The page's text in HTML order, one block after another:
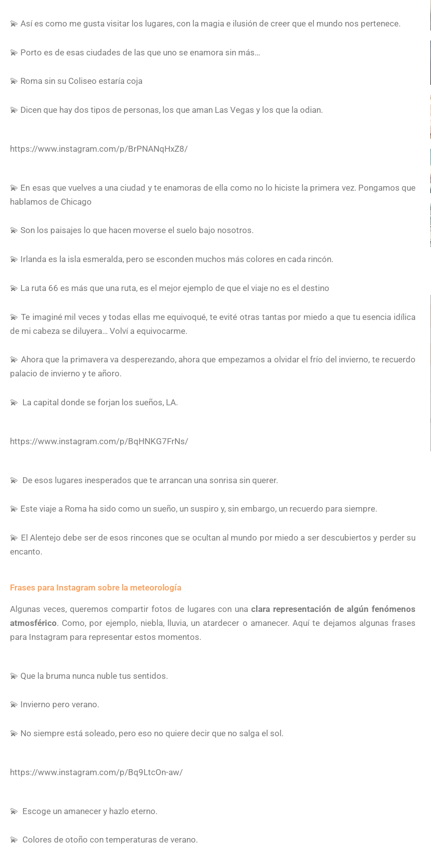
💫 Así es como me gusta visitar los lugares, con la magia e ilusión de creer que el mundo nos pertenece.
💫 Porto es de esas ciudades de las que uno se enamora sin más…
💫 Roma sin su Coliseo estaría coja
💫 Dicen que hay dos tipos de personas, los que aman Las Vegas y los que la odian.
https://www.instagram.com/p/BrPNANqHxZ8/
💫 En esas que vuelves a una ciudad y te enamoras de ella como no lo hiciste la primera vez. Pongamos que
hablamos de Chicago
💫 Son los paisajes lo que hacen moverse el suelo bajo nosotros.
💫 Irlanda es la isla esmeralda, pero se esconden muchos más colores en cada rincón.
💫 La ruta 66 es más que una ruta, es el mejor ejemplo de que el viaje no es el destino
💫 Te imaginé mil veces y todas ellas me equivoqué, te evité otras tantas por miedo a que tu esencia idílica
de mi cabeza se diluyera… Volví a equivocarme.
💫 Ahora que la primavera va desperezando, ahora que empezamos a olvidar el frío del invierno, te recuerdo
palacio de invierno y te añoro.
💫 La capital donde se forjan los sueños, LA.
https://www.instagram.com/p/BqHNKG7FrNs/
💫 De esos lugares inesperados que te arrancan una sonrisa sin querer.
💫 Este viaje a Roma ha sido como un sueño, un suspiro y, sin embargo, un recuerdo para siempre.
💫 El Alentejo debe ser de esos rincones que se ocultan al mundo por miedo a ser descubiertos y perder su
encanto.
Frases para Instagram sobre la meteorología
Algunas veces, queremos compartir fotos de lugares con unaclara representación de algún fenómenos
atmosférico. Como, por ejemplo, niebla, lluvia, un atardecer o amanecer. Aquí te dejamos algunas frases
para Instagram para representar estos momentos.
💫 Que la bruma nunca nuble tus sentidos.
💫 Invierno pero verano.
💫 No siempre está soleado, pero eso no quiere decir que no salga el sol.
https://www.instagram.com/p/Bq9LtcOn-aw/
💫 Escoge un amanecer y hazlo eterno.
💫 Colores de otoño con temperaturas de verano.